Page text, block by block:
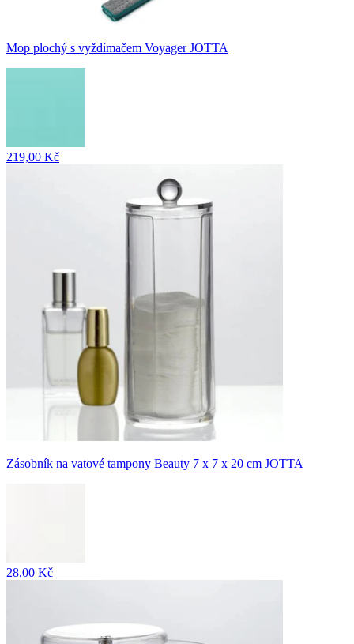
Mop plochý s vyždímačem Voyager JOTTA
219,00 Kč
Zásobník na vatové tampony Beauty 7 x 7 x 20 cm JOTTA
28,00 Kč